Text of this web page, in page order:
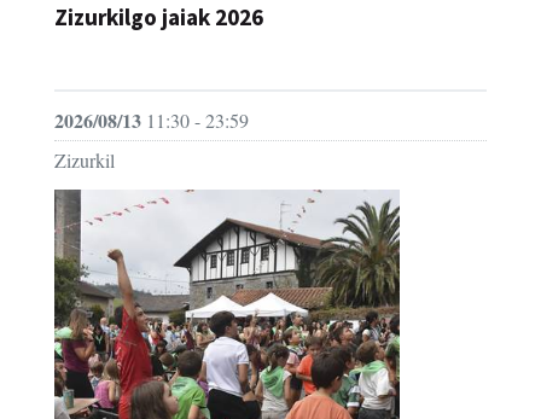
Zizurkilgo jaiak 2026
2026/08/13 11:30 - 23:59
Zizurkil